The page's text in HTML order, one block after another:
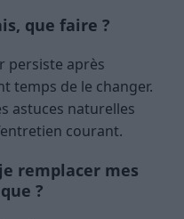
que faire ?
persiste après
temps de le changer.
astuces naturelles
courant.
remplacer mes
?